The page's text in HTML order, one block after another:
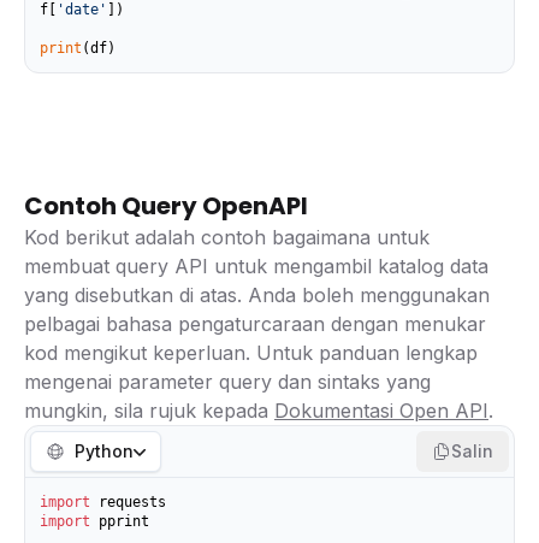
f[
'date' ])
print (df)
Contoh Query OpenAPI
Kod berikut adalah contoh bagaimana untuk
membuat query API untuk mengambil katalog data
yang disebutkan di atas. Anda boleh menggunakan
pelbagai bahasa pengaturcaraan dengan menukar
kod mengikut keperluan. Untuk panduan lengkap
mengenai parameter query dan sintaks yang
mungkin, sila rujuk kepada Dokumentasi Open API.
Python Salin
import
import pprint